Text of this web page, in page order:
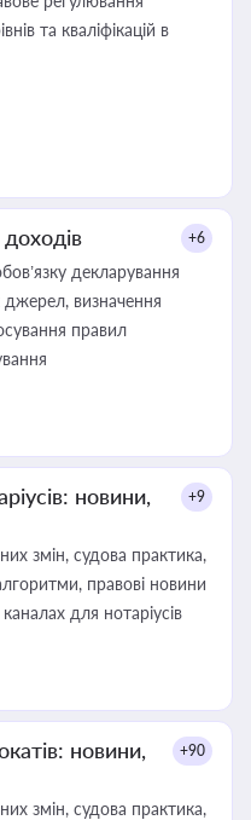
та кваліфікацій в
+6
декларування
джерел, визначення
правил
новини,
+9
змін, судова практика,
правові новини
для нотаріусів
новини,
+90
змін, судова практика,